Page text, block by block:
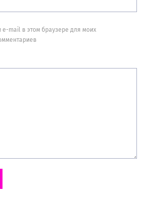
e-mail в этом браузере для моих